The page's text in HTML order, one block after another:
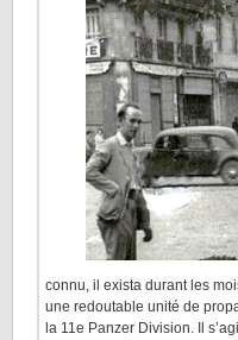
connu, il exista durant les
une redoutable unité de
la 11e Panzer Division. Il